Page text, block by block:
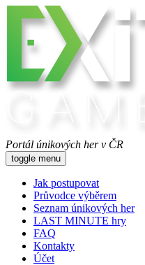
Portál únikových her v ČR
toggle menu
Jak postupovat
Průvodce výběrem
Seznam únikových her
LAST MINUTE hry
FAQ
Kontakty
Účet